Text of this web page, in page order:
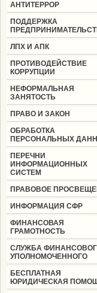
АНТИТЕРРОР
ПОДДЕРЖКА
ЛПХ И АПК
ПРОТИВОДЕЙСТВИЕ
КОРРУПЦИИ
НЕФОРМАЛЬНАЯ
ЗАНЯТОСТЬ
ПРАВО И ЗАКОН
ОБРАБОТКА
ПЕРСОНАЛЬНЫХ
ПЕРЕЧНИ
ИНФОРМАЦИОННЫХ
СИСТЕМ
ПРАВОВОЕ
ИНФОРМАЦИЯ СФР
ФИНАНСОВАЯ
ГРАМОТНОСТЬ
СЛУЖБА
УПОЛНОМОЧЕННОГО
БЕСПЛАТНАЯ
ЮРИДИЧЕСКАЯ